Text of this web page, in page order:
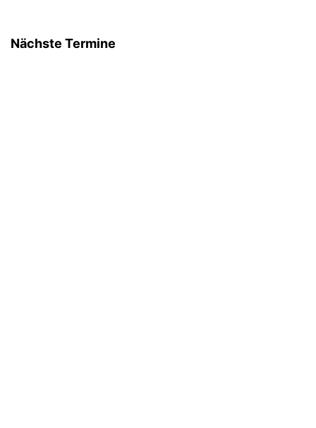
Nächste Termine